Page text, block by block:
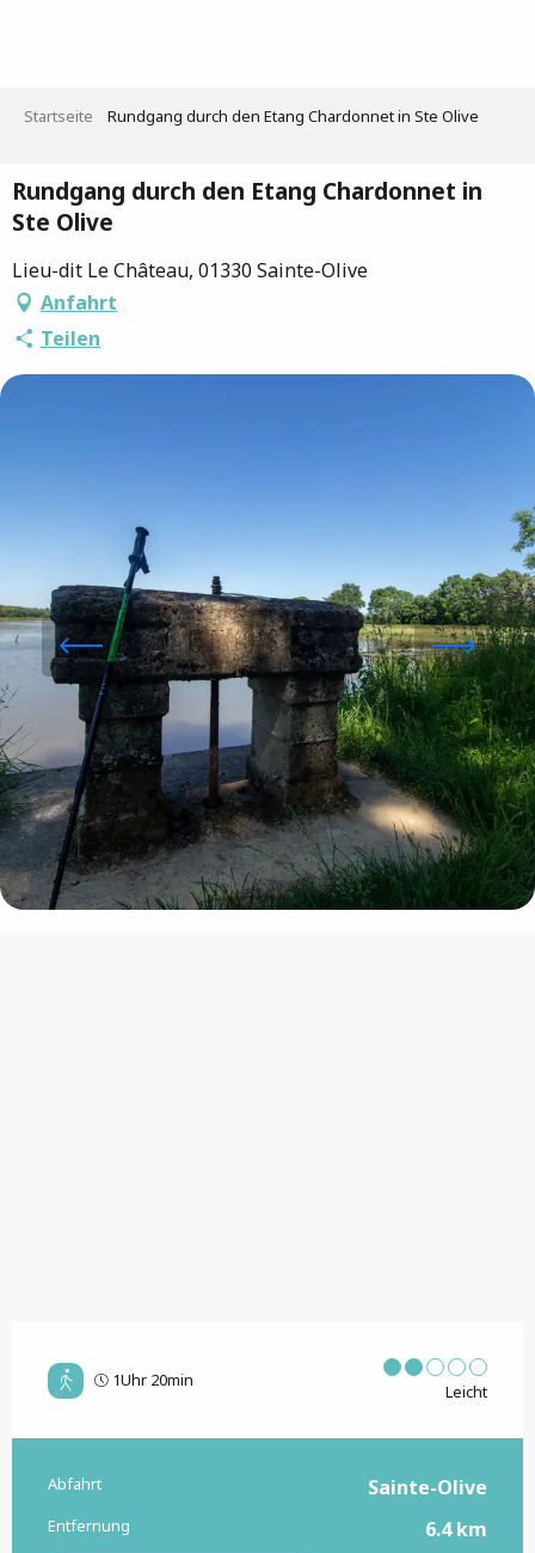
Startseite Rundgang durch den Etang Chardonnet in Ste Olive
Rundgang durch den Etang Chardonnet in
Ste Olive
Lieu-dit Le Château, 01330 Sainte-Olive
Anfahrt
Teilen
1Uhr 20min
Leicht
Praktische Informationen
Abfahrt Sainte-Olive
Entfernung 6.4 km